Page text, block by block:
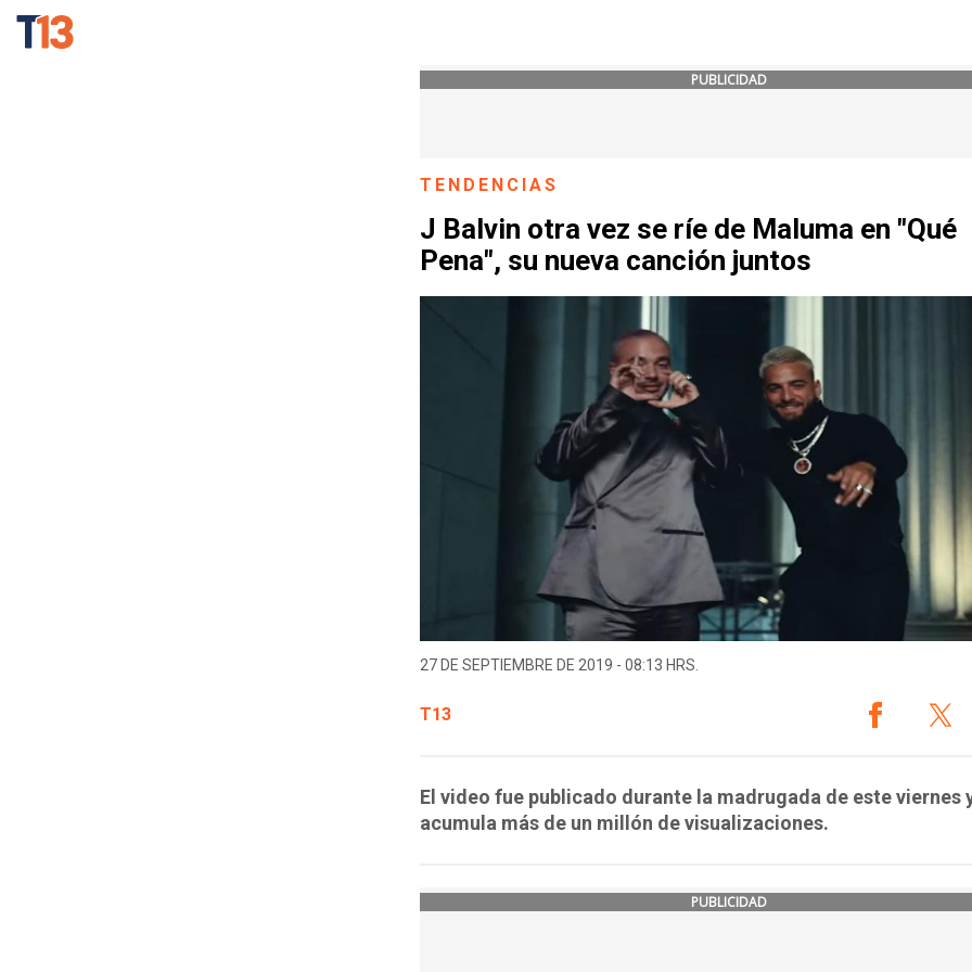
PUBLICIDAD
TENDENCIAS
J Balvin otra vez se ríe de Maluma en "Qué
Pena", su nueva canción juntos
27 DE SEPTIEMBRE DE 2019 - 08:13 HRS.
T13
El video fue publicado durante la madrugada de este viernes
acumula más de un millón de visualizaciones.
PUBLICIDAD